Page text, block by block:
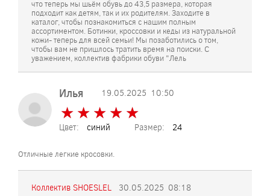
что теперь мы шьём обувь до 43,5 размера, которая
подходит как детям, так и их родителям. Заходите в
каталог, чтобы познакомиться с нашим полным
ассортиментом. Ботинки, кроссовки и кеды из натуральной
кожи- теперь для всей семьи! Мы позаботились о том,
чтобы вам не пришлось тратить время на поиски. С
уважением, коллектив фабрики обуви "Лель
Илья 19.05.2025 10:50
★ ★ ★ ★ ★
★ ★ ★ ★ ★
Цвет: синий Размер: 24
Отличные легкие кросовки.
Коллектив SHOESLEL 30.05.2025 08:18